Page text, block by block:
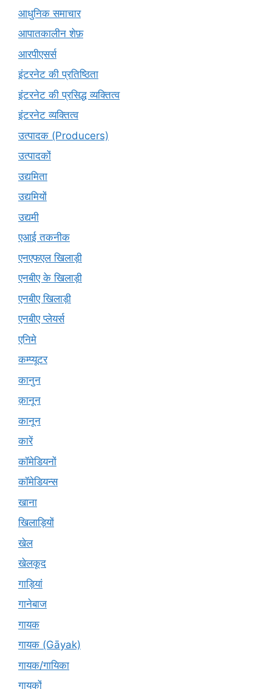
आधुनिक समाचार
आपातकालीन शेफ़
आरपीएसर्स
इंटरनेट की प्रतिष्ठिता
इंटरनेट की प्रसिद्ध व्यक्तित्व
इंटरनेट व्यक्तित्व
उत्पादक (Producers)
उत्पादकों
उद्यमिता
उद्यमियों
उद्यमी
एआई तकनीक
एनएफएल खिलाड़ी
एनबीए के खिलाड़ी
एनबीए खिलाड़ी
एनबीए प्लेयर्स
एनिमे
कम्प्यूटर
कानुन
क़ानून
कानून
कारें
कॉमेडियनों
कॉमेडियन्स
खाना
खिलाड़ियों
खेल
खेलकूद
गाड़ियां
गानेबाज
गायक
गायक (Gāyak)
गायक/गायिका
गायकों